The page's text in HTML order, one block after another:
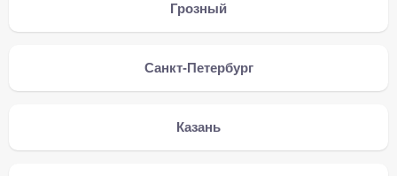
Грозный
Санкт-Петербург
Казань